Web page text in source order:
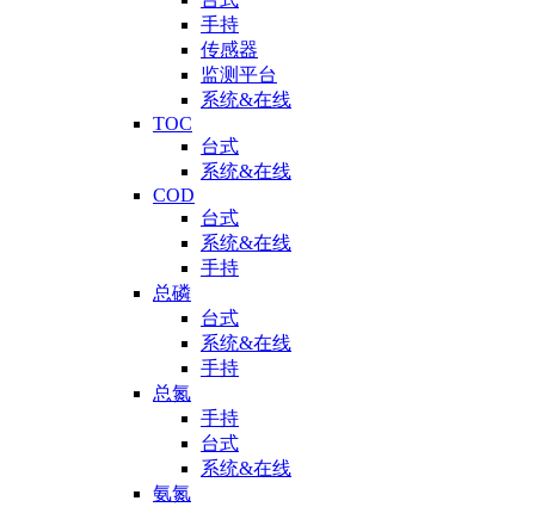
手持
传感器
监测平台
系统&在线
TOC
台式
系统&在线
COD
台式
系统&在线
手持
总磷
台式
系统&在线
手持
总氮
手持
台式
系统&在线
氨氮